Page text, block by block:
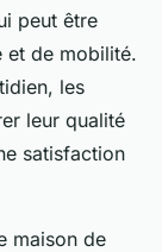
peut être
et de mobilité.
les
leur qualité
satisfaction
maison de